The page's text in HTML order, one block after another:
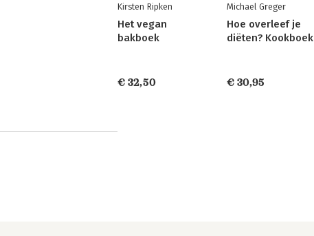
Kirsten Ripken
Het vegan
bakboek
€ 32,50
Michael Greger
Hoe overleef je
diëten? Kookboek
€ 30,95